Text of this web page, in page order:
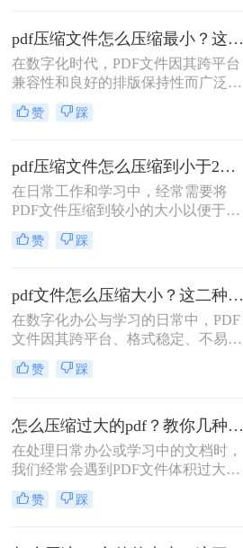
响了文件的传输速度。因此，将PDF
文件压缩变小成为了一个常见的需
求。那么pdf文件怎么压缩变小呢？本
文将介绍几种常见的PDF文件压缩方
法，帮助您轻松实现PDF文件的压
缩。
pdf压缩文件怎么压缩最小？这两个方法帮你解决问题！
在数字化时代，PDF文件因其跨平台
兼容性和良好的排版保持性而广泛应
用于各种场合。然而，随着文件内容
的增加，PDF文件的大小也可能迅速
便。因此，将PDF文件压缩到最小变
得尤为重要。那么pdf压缩文件怎么压
缩最小呢？本文将详细介绍几种将
PDF文件压缩到最小的方法，帮助用
户高效管理PDF文件。
赞 踩
pdf压缩文件怎么压缩到小于2M？这三种方式轻松压缩！
​在日常工作和学习中，经常需要将
PDF文件压缩到较小的大小以便于分
享、存储或节省空间。将PDF文件压
缩到小于2M是一个常见的需求，那么
以下是一些实现这一目标的有效方
法。
赞 踩
pdf文件怎么压缩大小？这二种实用方法值得一试！
在数字化办公与学习的日常中，PDF
文件因其跨平台、格式稳定、不易被
篡改等特点而广受欢迎。然而，随着
文档内容的丰富和图片、图表等多媒
得庞大，给分享、存储和上传带来了
不便。因此，学会如何有效压缩PDF
文件大小成为了许多人需要掌握的技
能。那么pdf文件怎么压缩大小呢？本
文将详细介绍几种常见的PDF文件压
缩方法，帮助读者轻松应对这一问
赞 踩
怎么压缩过大的pdf？教你几种快速压缩的方法！
在处理日常办公或学习中的文档时，
我们经常会遇到PDF文件体积过大的
问题，这不仅占用了大量的存储空
间，还影响了文件的传输速度。因
重要。以下是一些常用的方法来压缩
赞 踩